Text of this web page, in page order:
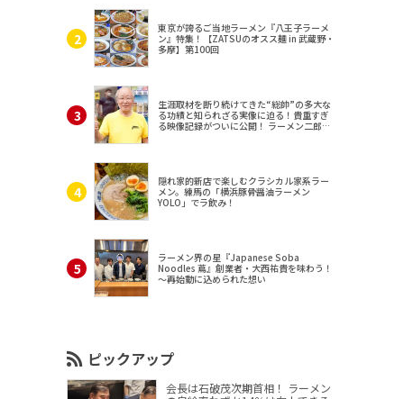
東京が誇るご当地ラーメン『八王子ラーメ
ン』特集！【ZATSUのオスス麺 in 武蔵野・
多摩】第100回
生涯取材を断り続けてきた“総帥”の多大な
る功績と知られざる実像に迫る！貴重すぎ
る映像記録がついに公開！ ラーメン二郎
隠れ家的新店で楽しむクラシカル家系ラー
メン。練馬の「横浜豚骨醤油ラーメン
YOLO」でラ飲み！
ラーメン界の星『Japanese Soba
Noodles 蔦』創業者・大西祐貴を味わう！
～再始動に込められた想い
ピックアップ
会長は石破茂次期首相！ ラーメン